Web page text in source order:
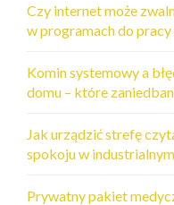
Czy internet może
w programach do pracy
Komin systemowy a
domu – które
Jak urządzić strefę
spokoju w
Prywatny pakiet